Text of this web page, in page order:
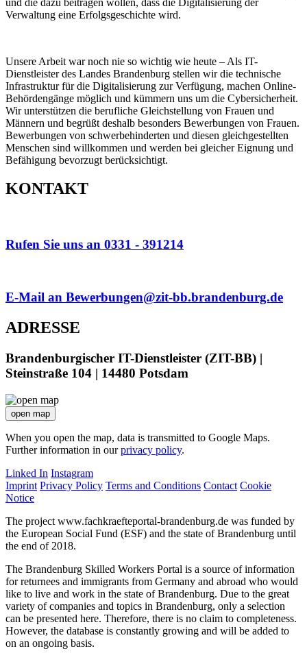
Verwaltung eine Erfolgsgeschichte wird.
Unsere Arbeit war noch nie so wichtig wie heute – Als IT-
Dienstleister des Landes Brandenburg stellen wir die technische
Infrastruktur für die Digitalisierung zur Verfügung, machen Online-
Behördengänge möglich und kümmern uns um die Cybersicherheit.
Wir unterstützen die berufliche Gleichstellung von Frauen und
Männern und begrüßt deshalb besonders Bewerbungen von Frauen.
Bewerbungen von schwerbehinderten und diesen gleichgestellten
Menschen sind willkommen und werden bei gleicher Eignung und
Befähigung bevorzugt berücksichtigt.
KONTAKT
Rufen Sie uns an 0331 - 391214
E-Mail an Bewerbungen@zit-bb.brandenburg.de
ADRESSE
Brandenburgischer IT-Dienstleister (ZIT-BB) |
Steinstraße 104 | 14480 Potsdam
open map
When you open the map, data is transmitted to Google Maps.
Further information in ourprivacy policy.
Linked In Instagram
Imprint Privacy Policy Terms and Conditions Contact Cookie
Notice
The project www.fachkraefteportal-brandenburg.de was funded by
the European Social Fund (ESF) and the state of Brandenburg until
the end of 2018.
The Brandenburg Skilled Workers Portal is a source of information
for returnees and immigrants from Germany and abroad who would
like to live and work in the state of Brandenburg. Due to the great
variety of companies and topics in Brandenburg, only a selection
can be presented here. Therefore, there is no claim to completeness.
However, the database is constantly growing and will be added to
on an ongoing basis.